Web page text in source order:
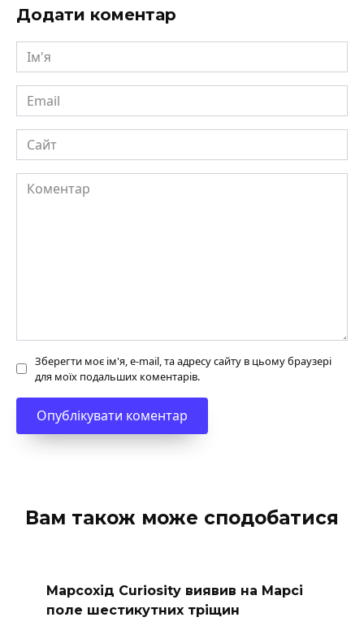
Додати коментар
Ім'я
Email
Сайт
Коментар
Зберегти моє ім'я, e-mail, та адресу сайту в цьому браузері
для моїх подальших коментарів.
Вам також може сподобатися
Марсохід Curiosity виявив на Марсі
поле шестикутних тріщин